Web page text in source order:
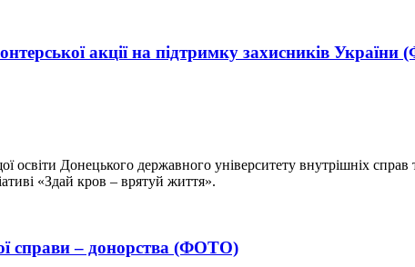
акції на підтримку захисників
освіти Донецького державного університету внутрішніх
«Здай кров – врятуй життя».
справи – донорства (ФОТО)